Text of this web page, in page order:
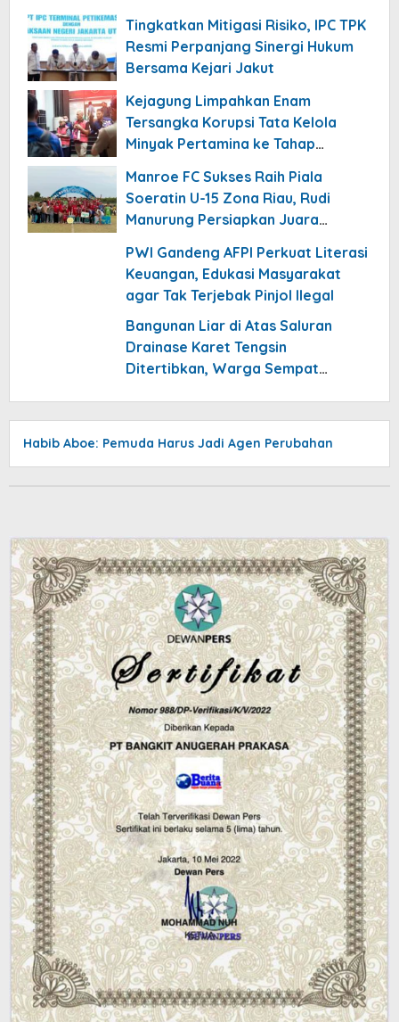
Tingkatkan Mitigasi Risiko, IPC TPK
Resmi Perpanjang Sinergi Hukum
Bersama Kejari Jakut
Kejagung Limpahkan Enam
Tersangka Korupsi Tata Kelola
Minyak Pertamina ke Tahap
Manroe FC Sukses Raih Piala
Soeratin U-15 Zona Riau, Rudi
Manurung Persiapkan Juara
PWI Gandeng AFPI Perkuat Literasi
Keuangan, Edukasi Masyarakat
agar Tak Terjebak Pinjol Ilegal
Bangunan Liar di Atas Saluran
Drainase Karet Tengsin
Ditertibkan, Warga Sempat
Habib Aboe: Pemuda Harus Jadi Agen Perubahan